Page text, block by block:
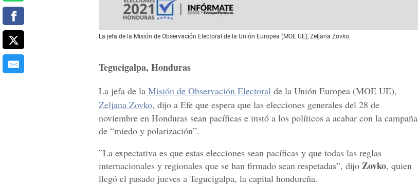
La jefa de la Misión de Observación Electoral de la Unión Europea (MOE UE), Zeljana Zovko.
Tegucigalpa, Honduras
La jefa de la Misión de Observación Electoral de la Unión Europea (MOE UE),
Zeljana Zovko, dijo a Efe que espera que las elecciones generales del 28 de
noviembre en Honduras sean pacíficas e instó a los políticos a acabar con la campaña
de “miedo y polarización”.
”La expectativa es que estas elecciones sean pacíficas y que todas las reglas
internacionales y regionales que se han firmado sean respetadas”, dijo Zovko, quien
llegó el pasado jueves a Tegucigalpa, la capital hondureña.